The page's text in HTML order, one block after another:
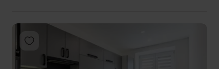
Add to favorites